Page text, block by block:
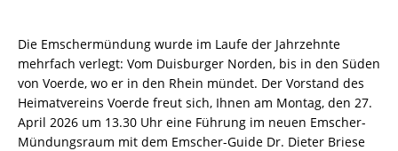
Die Emschermündung wurde im Laufe der Jahrzehnte
mehrfach verlegt: Vom Duisburger Norden, bis in den Süden
von Voerde, wo er in den Rhein mündet. Der Vorstand des
Heimatvereins Voerde freut sich, Ihnen am Montag, den 27.
April 2026 um 13.30 Uhr eine Führung im neuen Emscher-
Mündungsraum mit dem Emscher-Guide Dr. Dieter Briese